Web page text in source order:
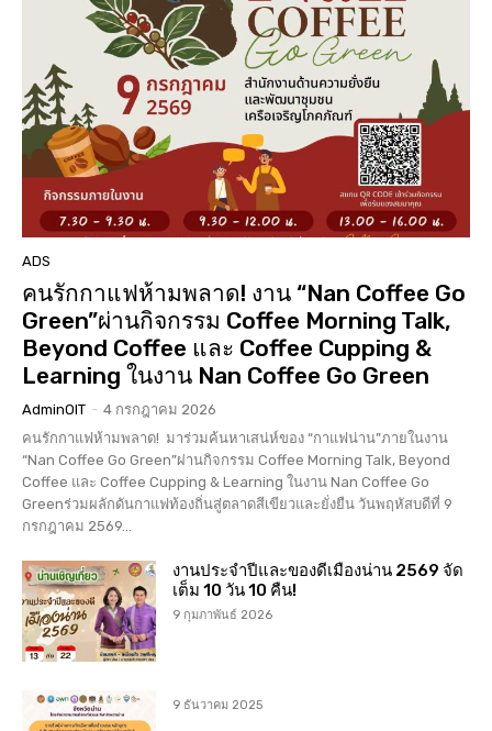
ADS
คนรักกาแฟห้ามพลาด! งาน “Nan Coffee Go
Green”ผ่านกิจกรรม Coffee Morning Talk,
Beyond Coffee และ Coffee Cupping &
Learning ในงาน Nan Coffee Go Green
AdminOIT - 4 กรกฎาคม 2026
คนรักกาแฟห้ามพลาด! มาร่วมค้นหาเสน่ห์ของ “กาแฟน่าน”ภายในงาน
“Nan Coffee Go Green”ผ่านกิจกรรม Coffee Morning Talk, Beyond
Coffee และ Coffee Cupping & Learning ในงาน Nan Coffee Go
Greenร่วมผลักดันกาแฟท้องถิ่นสู่ตลาดสีเขียวและยั่งยืน วันพฤหัสบดีที่ 9
กรกฎาคม 2569...
งานประจำปีและของดีเมืองน่าน 2569 จัด
เต็ม 10 วัน 10 คืน!
9 กุมภาพันธ์ 2026
9 ธันวาคม 2025